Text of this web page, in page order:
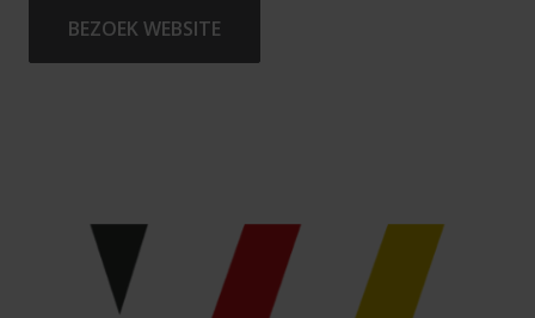
BEZOEK WEBSITE